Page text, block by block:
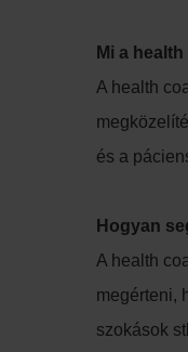
Mi a
A health
és a
Hogyan
A health
megérteni,
szokások